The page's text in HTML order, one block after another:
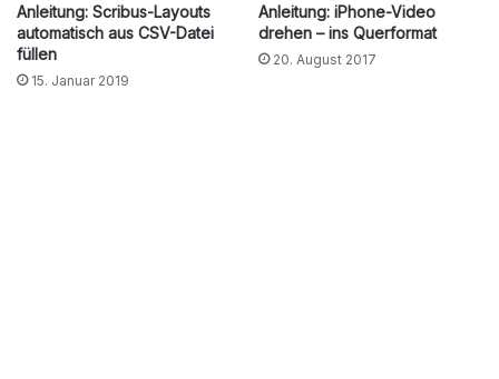
Anleitung: Scribus-Layouts
automatisch aus CSV-Datei
füllen
15. Januar 2019
Anleitung: iPhone-Video
drehen – ins Querformat
20. August 2017